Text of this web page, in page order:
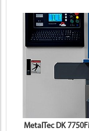
MetalTec DK